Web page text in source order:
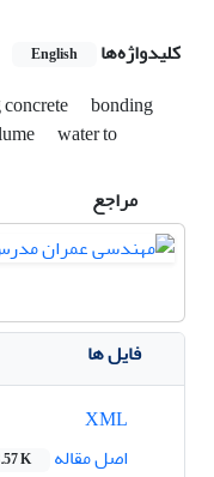
کلیدواژه‌ها
English
bonding
water to
مراجع
فایل ها
اصل مقاله
K